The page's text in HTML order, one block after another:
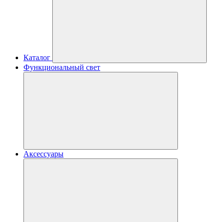
Каталог
Функциональный свет
Аксессуары